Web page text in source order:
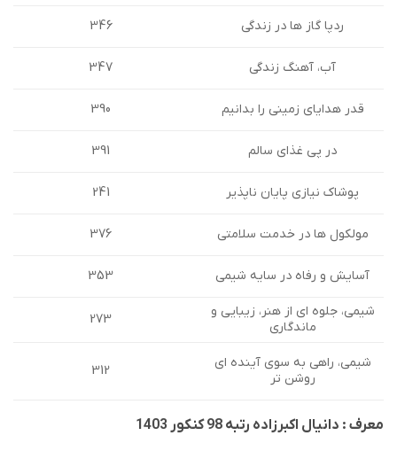
ردپا گاز ها در زندگی 346
آب، آهنگ زندگی 347
قدر هدایای زمینی را بدانیم 390
در پی غذای سالم 391
پوشاک نیازی پایان ناپذیر 241
مولکول ها در خدمت سلامتی 376
آسایش و رفاه در سایه شیمی 353
شیمی، جلوه ای از هنر، زیبایی و
ماندگاری
273
شیمی، راهی به سوی آینده ای
روشن تر
312
معرف : دانیال اکبرزاده رتبه 98 کنکور 1403